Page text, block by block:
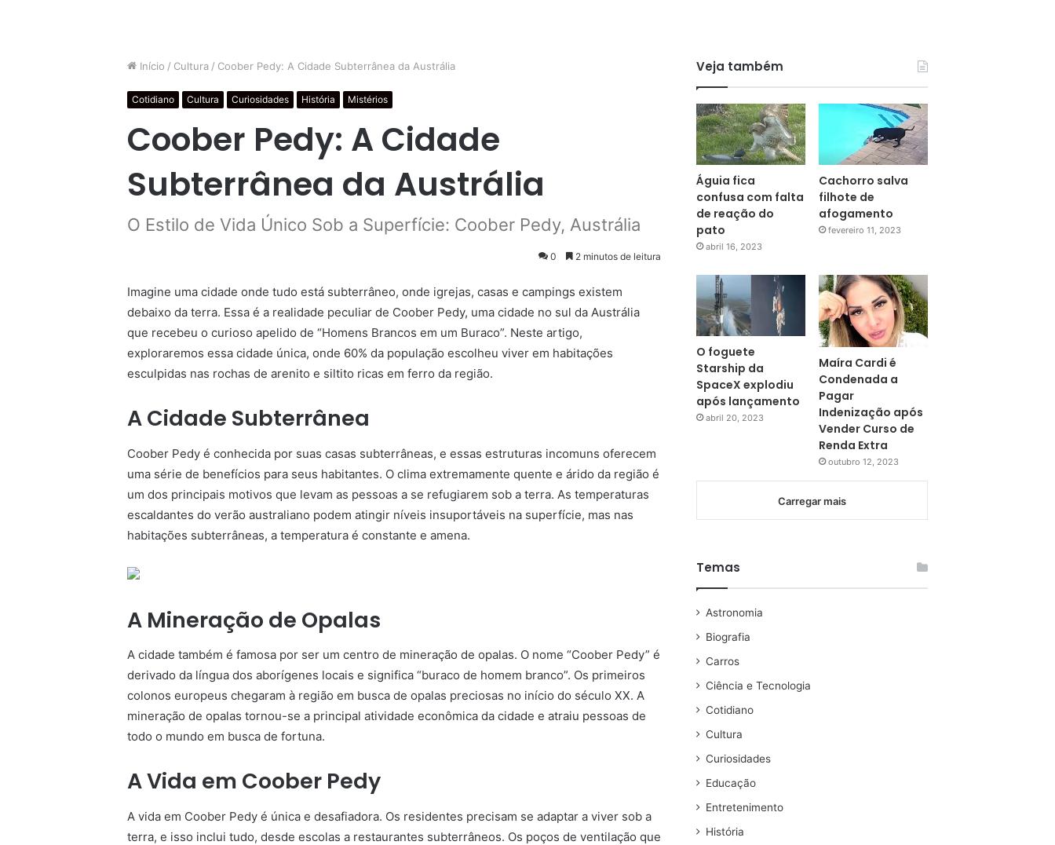
Início / Cultura / Coober Pedy: A Cidade Subterrânea da Austrália
Cotidiano Cultura Curiosidades História Mistérios
Coober Pedy: A Cidade
Subterrânea da Austrália
O Estilo de Vida Único Sob a Superfície: Coober Pedy, Austrália
0 2 minutos de leitura
Imagine uma cidade onde tudo está subterrâneo, onde igrejas, casas e campings existem
debaixo da terra. Essa é a realidade peculiar de Coober Pedy, uma cidade no sul da Austrália
que recebeu o curioso apelido de “Homens Brancos em um Buraco”. Neste artigo,
exploraremos essa cidade única, onde 60% da população escolheu viver em habitações
esculpidas nas rochas de arenito e siltito ricas em ferro da região.
A Cidade Subterrânea
Coober Pedy é conhecida por suas casas subterrâneas, e essas estruturas incomuns oferecem
uma série de benefícios para seus habitantes. O clima extremamente quente e árido da região é
um dos principais motivos que levam as pessoas a se refugiarem sob a terra. As temperaturas
escaldantes do verão australiano podem atingir níveis insuportáveis na superfície, mas nas
habitações subterrâneas, a temperatura é constante e amena.
A Mineração de Opalas
A cidade também é famosa por ser um centro de mineração de opalas. O nome “Coober Pedy” é
derivado da língua dos aborígenes locais e significa “buraco de homem branco”. Os primeiros
colonos europeus chegaram à região em busca de opalas preciosas no início do século XX. A
mineração de opalas tornou-se a principal atividade econômica da cidade e atraiu pessoas de
todo o mundo em busca de fortuna.
A Vida em Coober Pedy
A vida em Coober Pedy é única e desafiadora. Os residentes precisam se adaptar a viver sob a
terra, e isso inclui tudo, desde escolas a restaurantes subterrâneos. Os poços de ventilação que
Veja também
Águia fica
confusa com falta
de reação do
pato
abril 16, 2023
Cachorro salva
filhote de
afogamento
fevereiro 11, 2023
O foguete
Starship da
SpaceX explodiu
após lançamento
abril 20, 2023
Maíra Cardi é
Condenada a
Pagar
Indenização após
Vender Curso de
Renda Extra
outubro 12, 2023
Carregar mais
Temas
Astronomia
Biografia
Carros
Ciência e Tecnologia
Cotidiano
Cultura
Curiosidades
Educação
Entretenimento
História